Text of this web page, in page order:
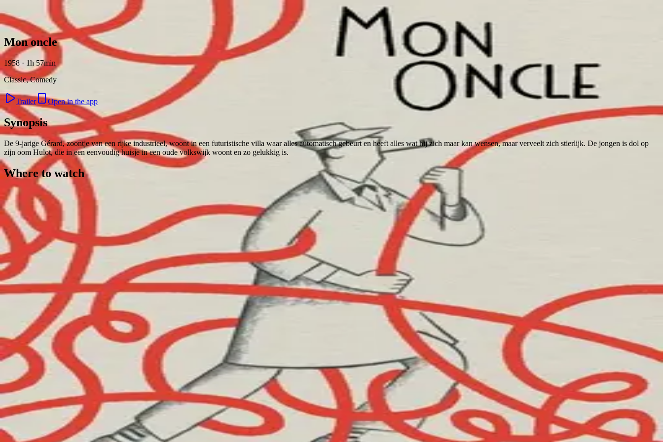
Skip to content
Mon oncle
1958 · 1h 57min
Classic, Comedy
Trailer Open in the app
Synopsis
De 9-jarige Gérard, zoontje van een rijke industrieel, woont in een futuristische villa waar alles automatisch gebeurt en heeft alles wat hij zich maar kan wensen, maar verveelt zich stierlijk. De jongen is dol op
zijn oom Hulot, die in een eenvoudig huisje in een oude volkswijk woont en zo gelukkig is.
Where to watch
Contact Feedback Privacy
Terms
© 2026 Byoscoop ·